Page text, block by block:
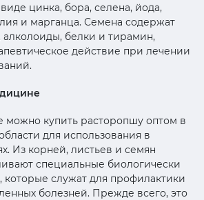
цинка, бора, селена, йода,
и марганца. Семена содержат
алколоиды, белки и тирамин,
действие при лечении
можно купить расторопшу оптом в
для использования в
Из корней, листьев и семян
специальные биологически
которые служат для профилактики
болезней. Прежде всего, это